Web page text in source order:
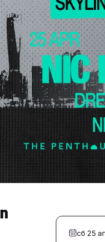
сб 25